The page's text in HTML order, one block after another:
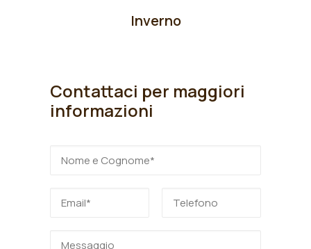
Inverno
Contattaci per maggiori
informazioni